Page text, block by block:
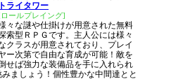
トライタワー
ールプレイング]
々な謎や仕掛けが用意された無料
索型ＲＰＧです。主人公には様々
クラスが用意されており、プレイ
ー次第で自由な育成が可能！敵を
せば強力な装備品を手に入れられ
ましょう！個性豊かな中間達とと